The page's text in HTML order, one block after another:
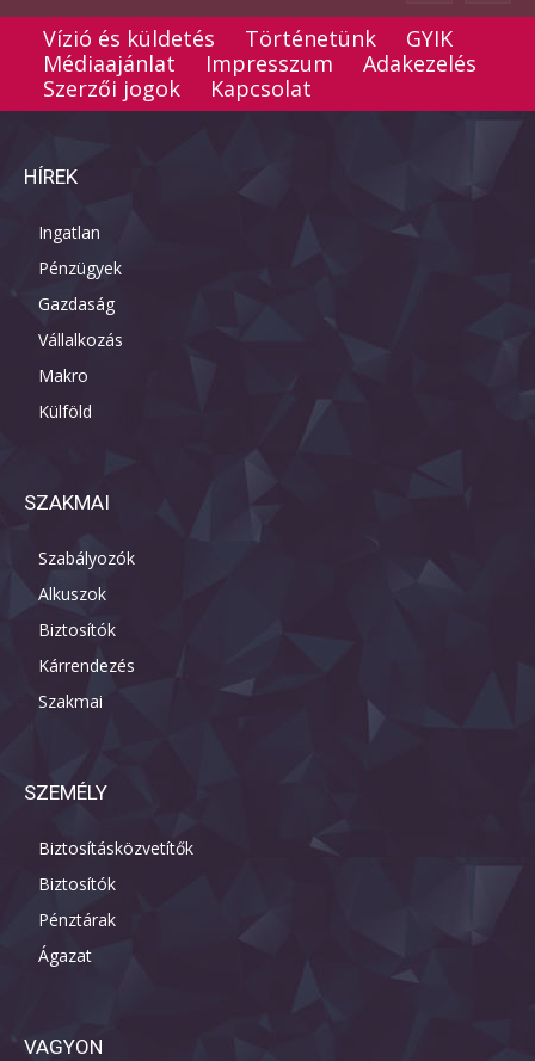
Vízió és küldetés Történetünk
GYIK
Médiaajánlat
Impresszum
Adakezelés
Szerzői jogok
Kapcsolat
HÍREK
Ingatlan
Pénzügyek
Gazdaság
Vállalkozás
Makro
Külföld
SZAKMAI
Szabályozók
Alkuszok
Biztosítók
Kárrendezés
Szakmai
SZEMÉLY
Biztosításközvetítők
Biztosítók
Pénztárak
Ágazat
VAGYON